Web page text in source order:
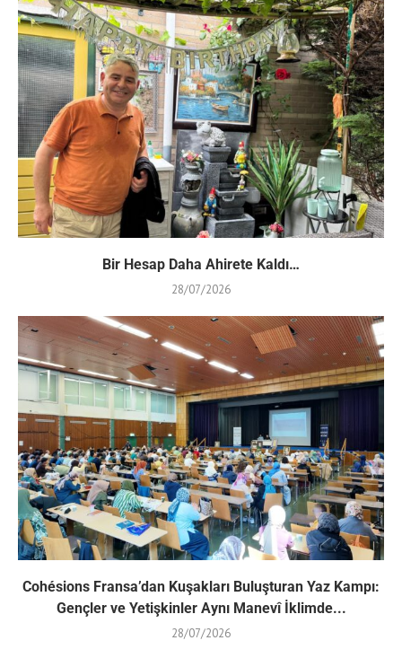
Bir Hesap Daha Ahirete Kaldı…
28/07/2026
Cohésions Fransa’dan Kuşakları Buluşturan Yaz Kampı:
Gençler ve Yetişkinler Aynı Manevî İklimde...
28/07/2026